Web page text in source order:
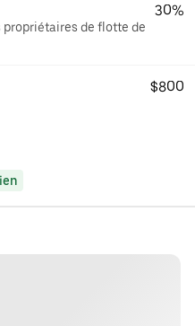
propriétaires de flotte de
30%
$800